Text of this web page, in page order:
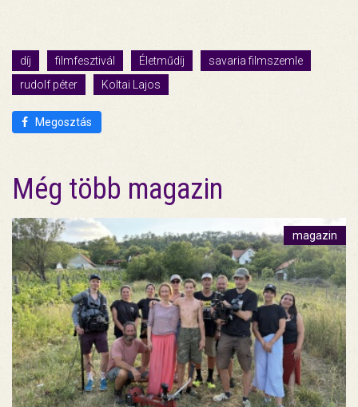
díj filmfesztivál Életműdíj
savaria filmszemle
rudolf péter
Koltai Lajos
Megosztás
Még több magazin
magazin